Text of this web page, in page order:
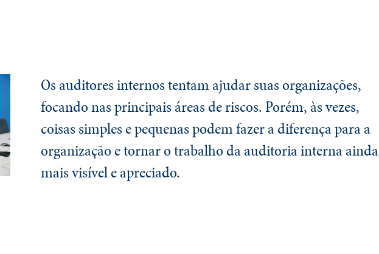
Os auditores internos tentam ajudar suas organizações,
focando nas principais áreas de riscos. Porém, às vezes,
coisas simples e pequenas podem fazer a diferença para a
organização e tornar o trabalho da auditoria interna ainda
mais visível e apreciado.